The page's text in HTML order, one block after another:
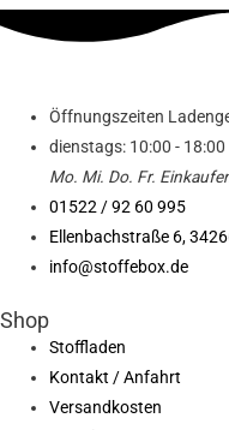
Öffnungszeiten
dienstags: 10:00 - 18:00
Mo. Mi. Do. Fr.
01522 / 92 60 995
Ellenbachstraße 6,
info@stoffebox.de
Shop
Stoffladen
Kontakt / Anfahrt
Versandkosten